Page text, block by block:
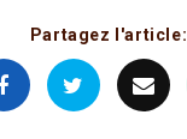
Partagez l'article: